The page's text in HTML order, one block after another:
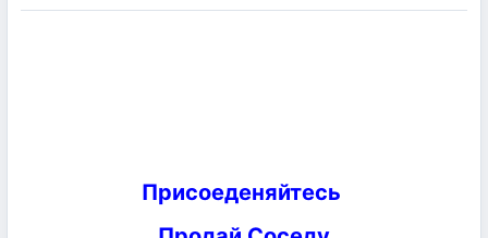
Присоеденяйтесь